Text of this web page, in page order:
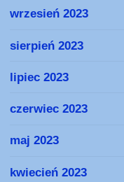
wrzesień 2023
sierpień 2023
lipiec 2023
czerwiec 2023
maj 2023
kwiecień 2023